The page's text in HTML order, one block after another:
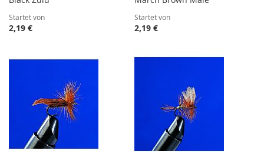
Startet von
2,19 €
Startet von
2,19 €